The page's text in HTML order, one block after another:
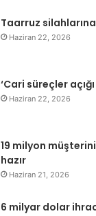
Taarruz
Haziran 22, 2026
‘Cari süreçler
Haziran 22, 2026
19 milyon
hazır
Haziran 21, 2026
6 milyar dolar